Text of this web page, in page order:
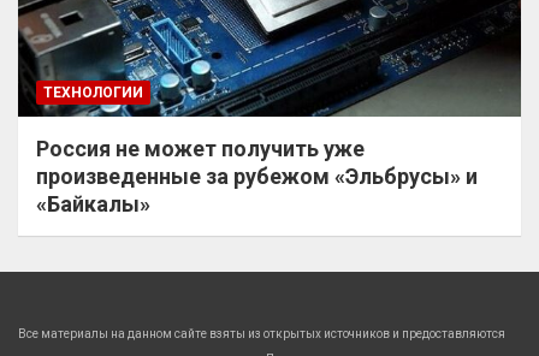
ТЕХНОЛОГИИ
Россия не может получить уже
произведенные за рубежом «Эльбрусы» и
«Байкалы»
Все материалы на данном сайте взяты из открытых источников и предоставляются